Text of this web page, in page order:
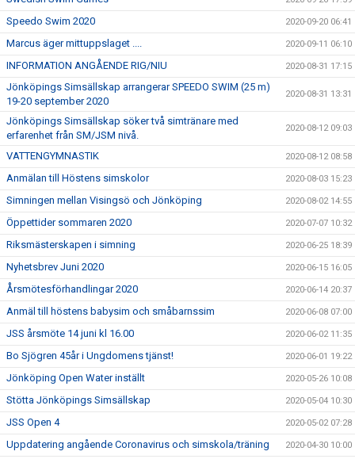
Speedo Swim 2020 2020-09-20 06:41
Marcus äger mittuppslaget .... 2020-09-11 06:10
INFORMATION ANGÅENDE RIG/NIU 2020-08-31 17:15
Jönköpings Simsällskap arrangerar SPEEDO SWIM (25 m)
19-20 september 2020
2020-08-31 13:31
Jönköpings Simsällskap söker två simtränare med
erfarenhet från SM/JSM nivå.
2020-08-12 09:03
VATTENGYMNASTIK 2020-08-12 08:58
Anmälan till Höstens simskolor 2020-08-03 15:23
Simningen mellan Visingsö och Jönköping 2020-08-02 14:55
Öppettider sommaren 2020 2020-07-07 10:32
Riksmästerskapen i simning 2020-06-25 18:39
Nyhetsbrev Juni 2020 2020-06-15 16:05
Årsmötesförhandlingar 2020 2020-06-14 20:37
Anmäl till höstens babysim och småbarnssim 2020-06-08 07:00
JSS årsmöte 14 juni kl 16.00 2020-06-02 11:35
Bo Sjögren 45år i Ungdomens tjänst! 2020-06-01 19:22
Jönköping Open Water inställt 2020-05-26 10:08
Stötta Jönköpings Simsällskap 2020-05-04 10:30
JSS Open 4 2020-05-02 07:28
Uppdatering angående Coronavirus och simskola/träning 2020-04-30 10:00